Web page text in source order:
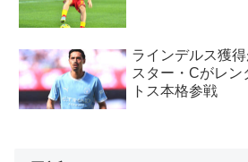
ラインデルス獲
スター・Cがレン
トス本格参戦